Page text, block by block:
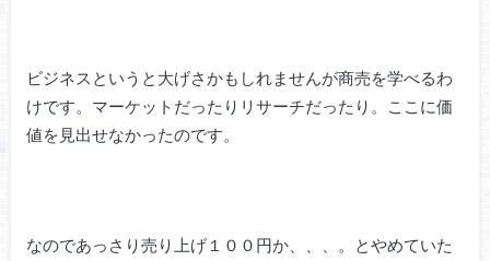
ビジネスというと大げさかもしれませんが商売を学べるわ
けです。マーケットだったりリサーチだったり。ここに価
値を見出せなかったのです。
なのであっさり売り上げ１００円か、、、。とやめていた